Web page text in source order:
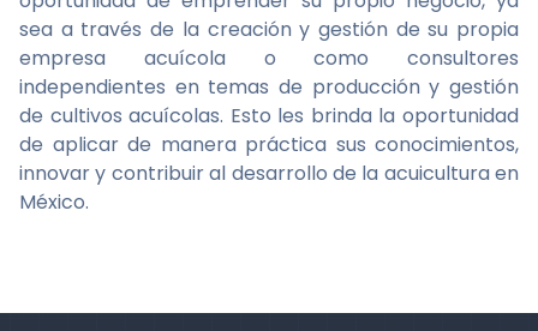
sea a través de la creación y gestión de su propia
empresa acuícola o como consultores
independientes en temas de producción y gestión
de cultivos acuícolas. Esto les brinda la oportunidad
de aplicar de manera práctica sus conocimientos,
innovar y contribuir al desarrollo de la acuicultura en
México.